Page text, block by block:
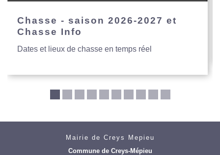
Chasse - saison 2026-2027 et
Chasse Info
Dates et lieux de chasse en temps réel
Mairie de Creys Mepieu
Commune de Creys-Mépieu